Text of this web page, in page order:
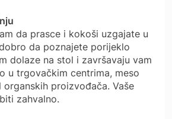
da prasce i kokoši uzgajate u
da poznajete porijeklo
dolaze na stol i završavaju vam
u trgovačkim centrima, meso
proizvođača. Vaše
zahvalno.